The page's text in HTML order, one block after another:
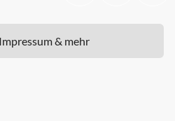
& mehr